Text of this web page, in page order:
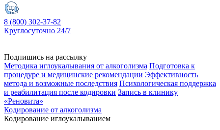
8 (800) 302-37-82
Круглосуточно 24/7
Подпишись на рассылку
Методика иглоукалывания от алкоголизма Подготовка к
процедуре и медицинские рекомендации Эффективность
метода и возможные последствия Психологическая поддержка
и реабилитация после кодировки Запись в клинику
«Реновита»
Кодирование от алкоголизма
Кодирование иглоукалыванием